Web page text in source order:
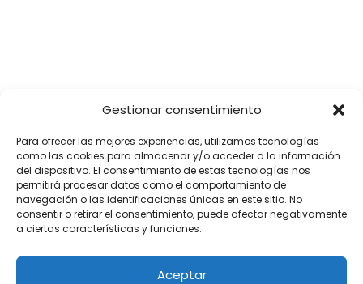
Gestionar consentimiento
Para ofrecer las mejores experiencias, utilizamos tecnologías
como las cookies para almacenar y/o acceder a la información
del dispositivo. El consentimiento de estas tecnologías nos
permitirá procesar datos como el comportamiento de
navegación o las identificaciones únicas en este sitio. No
consentir o retirar el consentimiento, puede afectar negativamente
a ciertas características y funciones.
Aceptar